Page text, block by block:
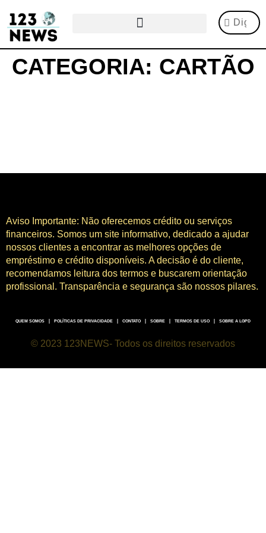
CATEGORIA: CARTÃO
Aviso Importante: Não oferecemos crédito ou serviços
financeiros. Somos um site informativo, dedicado a ajudar
nossos clientes a encontrar as melhores opções de
empréstimo e crédito disponíveis. A decisão é do cliente,
recomendamos leitura dos termos e buscarem orientação
profissional. Transparência e segurança são nossos pilares.
QUEM SOMOS POLÍTICAS DE PRIVACIDADE CONTATO SOBRE TERMOS DE USO SOBRE A LGPD
© 2023 123NEWS- Todos os direitos reservados